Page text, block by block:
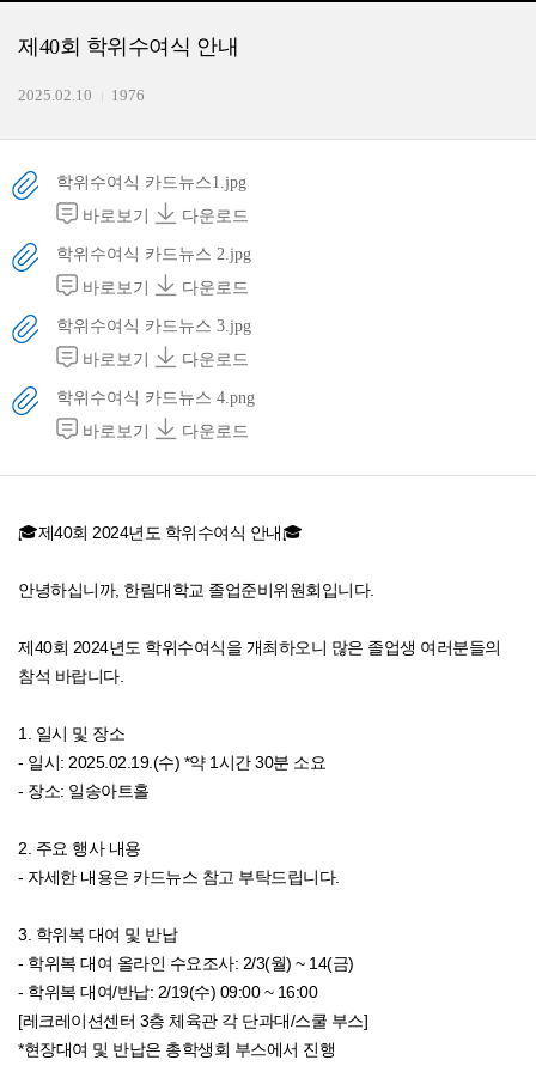
제40회 학위수여식 안내
2025.02.10 1976
학위수여식 카드뉴스1.jpg
바로보기
다운로드
학위수여식 카드뉴스 2.jpg
바로보기
다운로드
학위수여식 카드뉴스 3.jpg
바로보기
다운로드
학위수여식 카드뉴스 4.png
바로보기
다운로드
🎓제40회 2024년도 학위수여식 안내🎓
안녕하십니까, 한림대학교 졸업준비위원회입니다.
제40회 2024년도 학위수여식을 개최하오니 많은 졸업생 여러분들의
참석 바랍니다.
1. 일시 및 장소
- 일시: 2025.02.19.(수) *약 1시간 30분 소요
- 장소: 일송아트홀
2. 주요 행사 내용
- 자세한 내용은 카드뉴스 참고 부탁드립니다.
3. 학위복 대여 및 반납
- 학위복 대여 올라인 수요조사: 2/3(월) ~ 14(금)
- 학위복 대여/반납: 2/19(수) 09:00 ~ 16:00
[레크레이션센터 3층 체육관 각 단과대/스쿨 부스]
*현장대여 및 반납은 총학생회 부스에서 진행